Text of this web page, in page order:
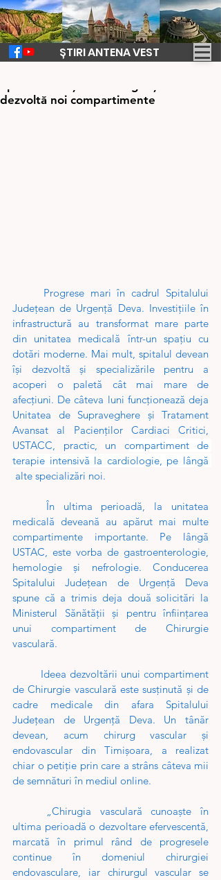
ȘTIRI ANTENA VEST
dezvoltă noi compartimente
Progrese mari în cadrul Spitalului
Judeţean de Urgenţă Deva. Investițiile în
infrastructură au transformat mare parte
din unitatea medicală într-un spaţiu cu
dotări moderne. Mai mult, spitalul devean
își dezvoltă și specializările pentru a
acoperi o paletă cât mai mare de
afecțiuni. De câteva luni funcționează deja
Unitatea de Supraveghere și Tratament
Avansat al Pacienților Cardiaci Critici,
USTACC, practic, un compartiment de
alte specializări noi.
În ultima perioadă, la unitatea
medicală deveană au apărut mai multe
compartimente importante. Pe lângă
USTAC, este vorba de gastroenterologie,
hemologie şi nefrologie. Conducerea
Spitalului Judeţean de Urgenţă Deva
spune că a trimis deja două solicitări la
Ministerul Sănătăţii şi pentru înfiinţarea
unui compartiment de Chirurgie
vasculară.
Ideea dezvoltării unui compartiment
de Chirurgie vasculară este susținută şi de
cadre medicale din afara Spitalului
Judeţean de Urgenţă Deva. Un tânăr
devean, acum chirurg vascular și
endovascular din Timişoara, a realizat
chiar o petiţie prin care a strâns câteva mii
de semnături în mediul online.
„Chirugia vasculară cunoaște în
ultima perioadă o dezvoltare efervescentă,
marcată în primul rând de progresele
continue în domeniul chirurgiei
endovasculare, iar chirurgul vascular se